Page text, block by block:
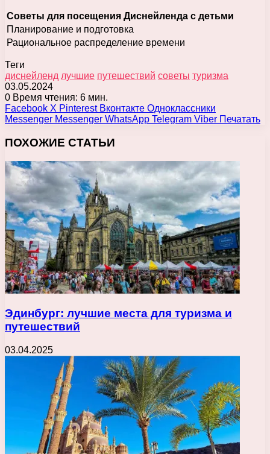
Советы для посещения Диснейленда с детьми
Планирование и подготовка
Рациональное распределение времени
Теги
диснейленд лучшие путешествий советы туризма
03.05.2024
0 Время чтения: 6 мин.
Facebook X Pinterest Вконтакте Одноклассники
Messenger Messenger WhatsApp Telegram Viber Печатать
ПОХОЖИЕ СТАТЬИ
Эдинбург: лучшие места для туризма и
путешествий
03.04.2025